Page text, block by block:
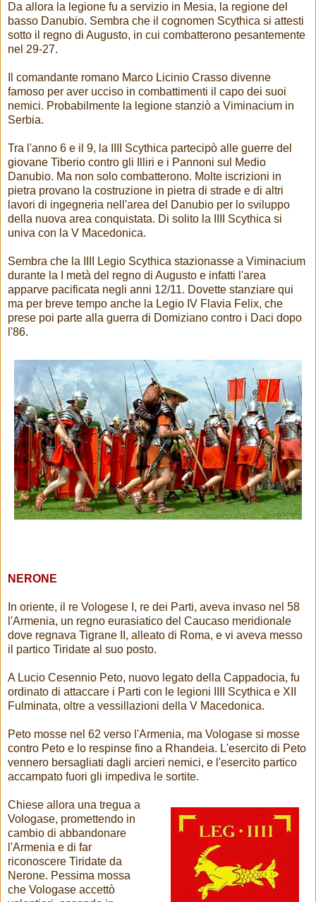
Da allora la legione fu a servizio in Mesia, la regione del
basso Danubio. Sembra che il cognomen Scythica si attesti
sotto il regno di Augusto, in cui combatterono pesantemente
nel 29-27.
Il comandante romano Marco Licinio Crasso divenne
famoso per aver ucciso in combattimenti il capo dei suoi
nemici. Probabilmente la legione stanziò a Viminacium in
Serbia.
Tra l'anno 6 e il 9, la IIII Scythica partecipò alle guerre del
giovane Tiberio contro gli Illiri e i Pannoni sul Medio
Danubio. Ma non solo combatterono. Molte iscrizioni in
pietra provano la costruzione in pietra di strade e di altri
lavori di ingegneria nell'area del Danubio per lo sviluppo
della nuova area conquistata. Di solito la IIII Scythica si
univa con la V Macedonica.
Sembra che la IIII Legio Scythica stazionasse a Viminacium
durante la I metà del regno di Augusto e infatti l'area
apparve pacificata negli anni 12/11. Dovette stanziare qui
ma per breve tempo anche la Legio IV Flavia Felix, che
prese poi parte alla guerra di Domiziano contro i Daci dopo
l'86.
NERONE
In oriente, il re Vologese I, re dei Parti, aveva invaso nel 58
l'Armenia, un regno eurasiatico del Caucaso meridionale
dove regnava Tigrane II, alleato di Roma, e vi aveva messo
il partico Tiridate al suo posto.
A Lucio Cesennio Peto, nuovo legato della Cappadocia, fu
ordinato di attaccare i Parti con le legioni IIII Scythica e XII
Fulminata, oltre a vessillazioni della V Macedonica.
Peto mosse nel 62 verso l'Armenia, ma Vologase si mosse
contro Peto e lo respinse fino a Rhandeia. L'esercito di Peto
vennero bersagliati dagli arcieri nemici, e l'esercito partico
accampato fuori gli impediva le sortite.
Chiese allora una tregua a
Vologase, promettendo in
cambio di abbandonare
l'Armenia e di far
riconoscere Tiridate da
Nerone. Pessima mossa
che Vologase accettò